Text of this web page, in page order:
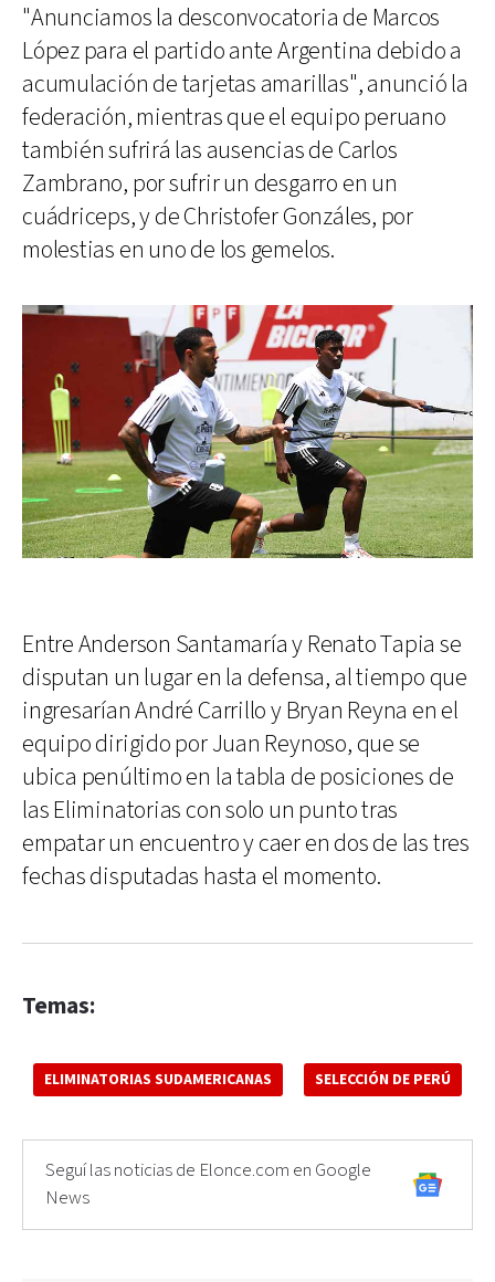
"Anunciamos la desconvocatoria de Marcos
López para el partido ante Argentina debido a
acumulación de tarjetas amarillas", anunció la
federación, mientras que el equipo peruano
también sufrirá las ausencias de Carlos
Zambrano, por sufrir un desgarro en un
cuádriceps, y de Christofer Gonzáles, por
molestias en uno de los gemelos.
Entre Anderson Santamaría y Renato Tapia se
disputan un lugar en la defensa, al tiempo que
ingresarían André Carrillo y Bryan Reyna en el
equipo dirigido por Juan Reynoso, que se
ubica penúltimo en la tabla de posiciones de
las Eliminatorias con solo un punto tras
empatar un encuentro y caer en dos de las tres
fechas disputadas hasta el momento.
Temas:
ELIMINATORIAS SUDAMERICANAS SELECCIÓN DE PERÚ
Seguí las noticias de Elonce.com en Google
News